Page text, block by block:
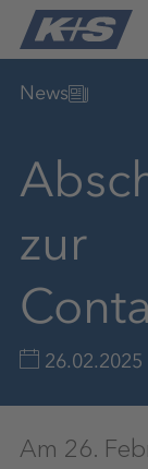
News
zur
26.02.2025
Am 26.